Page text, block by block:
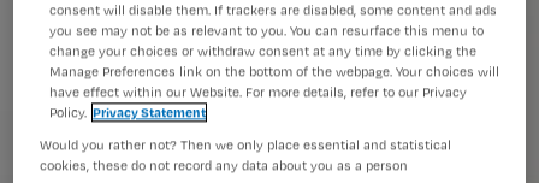
consent will disable them. If trackers are disabled, some content and ads
you see may not be as relevant to you. You can resurface this menu to
change your choices or withdraw consent at any time by clicking the
Manage Preferences link on the bottom of the webpage. Your choices will
have effect within our Website. For more details, refer to our Privacy
Policy. Privacy Statement
Would you rather not? Then we only place essential and statistical
cookies, these do not record any data about you as a person